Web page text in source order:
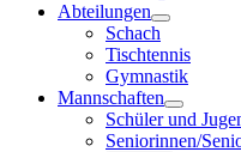
Abteilungen
Schach
Tischtennis
Gymnastik
Mannschaften
Schüler und
Seniorinnen/